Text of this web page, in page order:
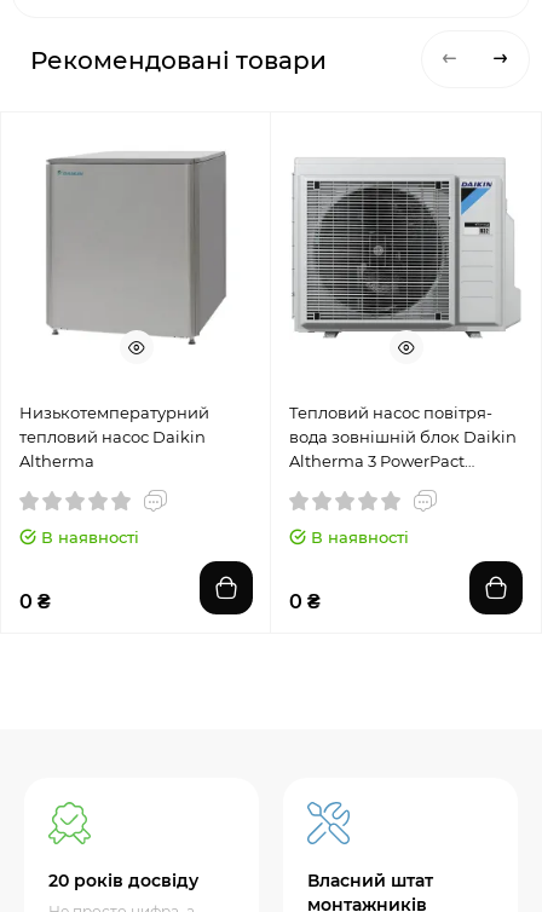
Рекомендовані товари
Низькотемпературний
тепловий насос Daikin
Altherma
В наявності
0 ₴
Тепловий насос повітря-
вода зовнішній блок Daikin
Altherma 3 PowerPact
В наявності
0 ₴
20 років досвіду
Власний штат
монтажників